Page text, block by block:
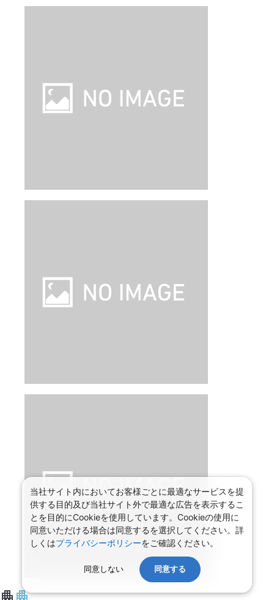
当社サイト内においてお客様ごとに最適なサービスを提
供する目的及び当社サイト外で最適な広告を表示するこ
とを目的にCookieを使用しています。Cookieの使用に
同意いただける場合は同意するを選択してください。詳
しくはプライバシーポリシーをご確認ください。
同意しない 同意する